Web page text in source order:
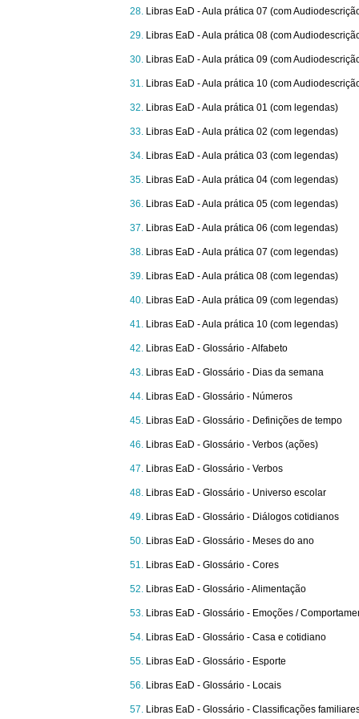
Libras EaD - Aula prática 07 (com
Libras EaD - Aula prática 08 (com
Libras EaD - Aula prática 09 (com
Libras EaD - Aula prática 10 (com
Libras EaD - Aula prática 01 (com legendas)
Libras EaD - Aula prática 02 (com legendas)
Libras EaD - Aula prática 03 (com legendas)
Libras EaD - Aula prática 04 (com legendas)
Libras EaD - Aula prática 05 (com legendas)
Libras EaD - Aula prática 06 (com legendas)
Libras EaD - Aula prática 07 (com legendas)
Libras EaD - Aula prática 08 (com legendas)
Libras EaD - Aula prática 09 (com legendas)
Libras EaD - Aula prática 10 (com legendas)
Libras EaD - Glossário - Alfabeto
Libras EaD - Glossário - Dias da semana
Libras EaD - Glossário - Números
Libras EaD - Glossário - Definições de tempo
Libras EaD - Glossário - Verbos (ações)
Libras EaD - Glossário - Verbos
Libras EaD - Glossário - Universo escolar
Libras EaD - Glossário - Diálogos cotidianos
Libras EaD - Glossário - Meses do ano
Libras EaD - Glossário - Cores
Libras EaD - Glossário - Alimentação
Libras EaD - Glossário - Emoções /
Libras EaD - Glossário - Casa e cotidiano
Libras EaD - Glossário - Esporte
Libras EaD - Glossário - Locais
Libras EaD - Glossário - Classificações